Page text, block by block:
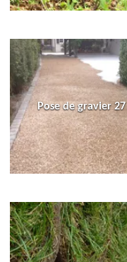
Pose de gravier 27